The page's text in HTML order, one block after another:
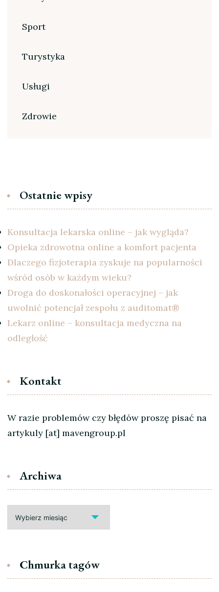
Sport
Turystyka
Usługi
Zdrowie
Ostatnie wpisy
Konsultacja lekarska online – jak wygląda?
Opieka zdrowotna online a komfort pacjenta
Dlaczego fizjoterapia zyskuje na popularności
wśród osób w każdym wieku?
Droga do doskonałości operacyjnej – jak
uwolnić potencjał zespołu z auditomat®
Lekarz online – konsultacja medyczna na
odległość
Kontakt
W razie problemów czy błędów proszę pisać na
artykuly [at] mavengroup.pl
Archiwa
Chmurka tagów